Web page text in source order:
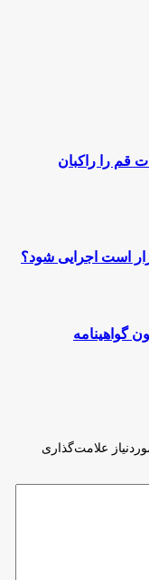
قم را راکبان
است اجرایی شود؟
گواهینامه
علامت‌گذاری